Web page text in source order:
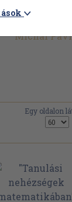
Michal
Egy oldalon